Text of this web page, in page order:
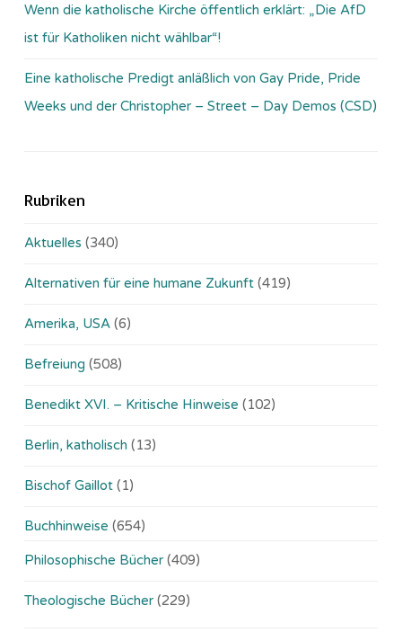
Wenn die katholische Kirche öffentlich erklärt: „Die AfD
ist für Katholiken nicht wählbar“!
Eine katholische Predigt anläßlich von Gay Pride, Pride
Weeks und der Christopher – Street – Day Demos (CSD)
Rubriken
Aktuelles (340)
Alternativen für eine humane Zukunft (419)
Amerika, USA (6)
Befreiung (508)
Benedikt XVI. – Kritische Hinweise (102)
Berlin, katholisch (13)
Bischof Gaillot (1)
Buchhinweise (654)
Philosophische Bücher (409)
Theologische Bücher (229)